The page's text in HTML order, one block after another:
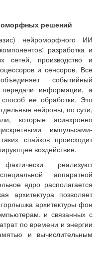
решений
нейроморфного ИИ
разработка и
сетей, производство и
и сенсоров. Все
событийный
информации, а
ее обработки. Это
нейроны, по сути,
которые асинхронно
импульсами-
спайков происходит
воздействие.
реализуют
аппаратной
ядро располагается
архитектура позволяет
архитектуры фон
и связанных с
по времени и энергии
и вычислительным